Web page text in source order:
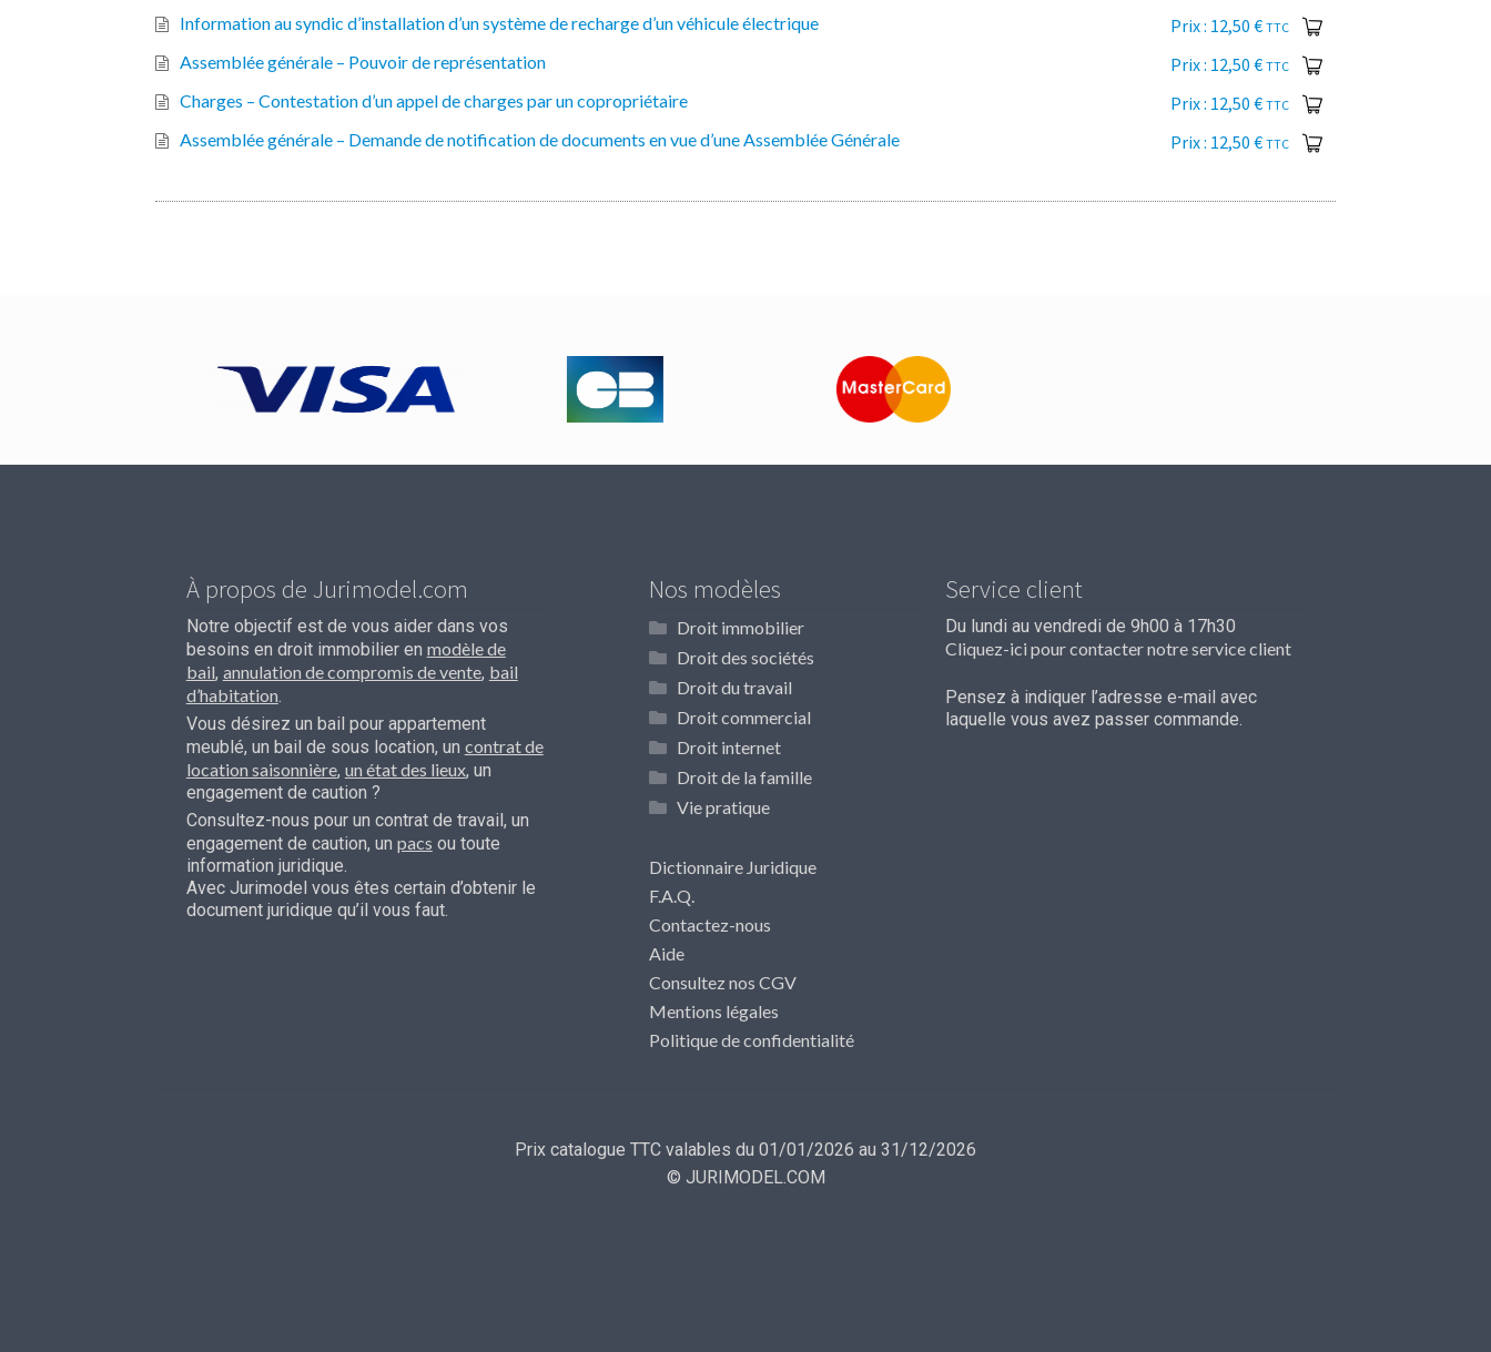
Information au syndic d’installation d’un système de recharge d’un véhicule électrique 12,50€ TTC
Assemblée générale – Pouvoir de représentation 12,50€ TTC
Charges – Contestation d’un appel de charges par un copropriétaire 12,50€ TTC
Assemblée générale – Demande de notification de documents en vue d’une Assemblée Générale 12,50€ TTC
À propos de Jurimodel.com
Notre objectif est de vous aider dans vos
besoins en droit immobilier en modèle de
bail, annulation de compromis de vente, bail
d’habitation.
Vous désirez un bail pour appartement
meublé, un bail de sous location, un contrat de
location saisonnière, un état des lieux, un
engagement de caution ?
Consultez-nous pour un contrat de travail, un
engagement de caution, un pacs ou toute
information juridique.
Avec Jurimodel vous êtes certain d’obtenir le
document juridique qu’il vous faut.
Nos modèles
Droit immobilier
Droit des sociétés
Droit du travail
Droit commercial
Droit internet
Droit de la famille
Vie pratique
Dictionnaire Juridique
F.A.Q.
Contactez-nous
Aide
Consultez nos CGV
Mentions légales
Politique de confidentialité
Service client
Du lundi au vendredi de 9h00 à 17h30
Cliquez-ici pour contacter notre service client
Pensez à indiquer l’adresse e-mail avec
laquelle vous avez passer commande.
Prix catalogue TTC valables du 01/01/2026 au 31/12/2026
© JURIMODEL.COM